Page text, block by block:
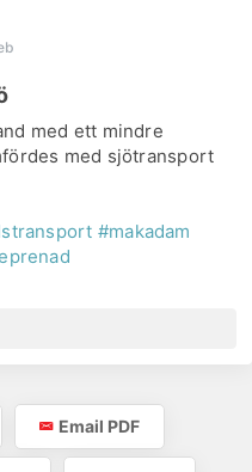
med ett mindre
med sjötransport
#makadam
Email PDF